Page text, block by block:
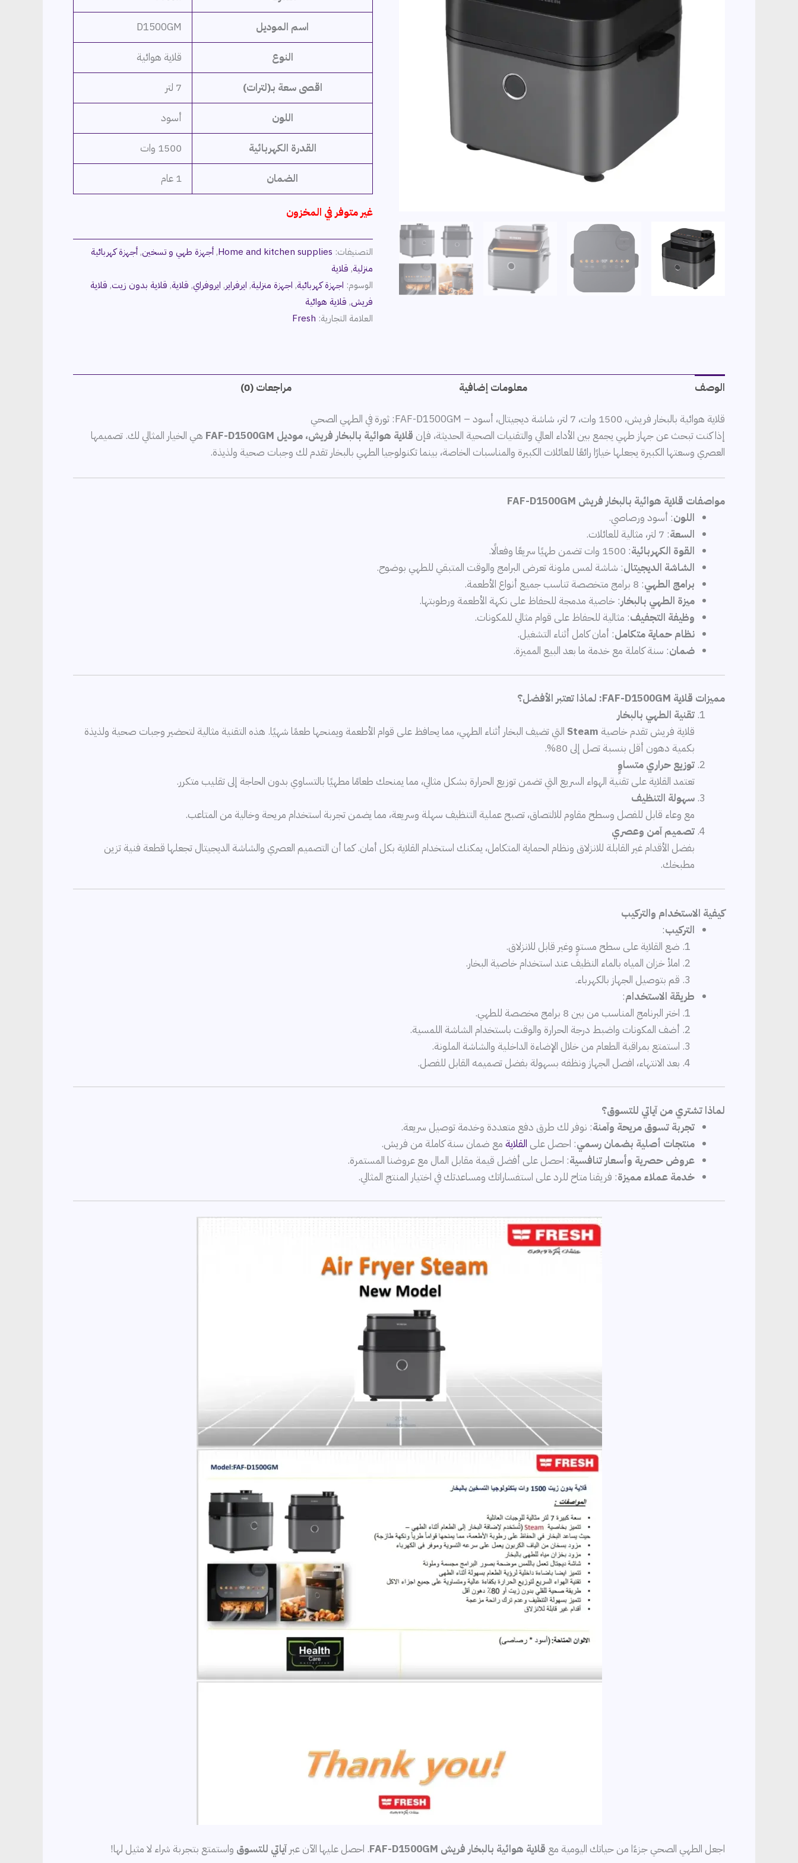
اسم الموديل D1500GM
النوع قلاية هوائية
اقصى سعة بـ(لترات) 7 لتر
اللون أسود
القدرة الكهربائية 1500 وات
الضمان 1 عام
غير متوفر في المخزون
التصنيفات: Home and kitchen supplies
, أجهزة طهي و تسخين, أجهزة كهربائية
منزلية, قلاية
الوسوم: اجهزة كهربائية, اجهزة منزلية, ايرفراير, ايروفراي, قلاية, قلاية بدون زيت, قلاية
فريش, قلاية هوائية
العلامة التجارية: Fresh
الوصف معلومات إضافية مراجعات (0)
قلاية هوائية بالبخار فريش، 1500 وات، 7 لتر، شاشة ديجيتال، أسود – FAF-D1500GM: ثورة في الطهي الصحي
إذا كنت تبحث عن جهاز طهي يجمع بين الأداء العالي والتقنيات الصحية الحديثة، فإن قلاية هوائية بالبخار فريش، موديل FAF-D1500GM
هي الخيار المثالي لك. تصميمها
العصري وسعتها الكبيرة يجعلها خيارًا رائعًا للعائلات الكبيرة والمناسبات الخاصة، بينما تكنولوجيا الطهي بالبخار تقدم لك وجبات صحية ولذيذة.
مواصفات قلاية هوائية بالبخار فريش FAF-D1500GM
اللون: أسود ورصاصي.
السعة: 7 لتر، مثالية للعائلات.
القوة الكهربائية: 1500 وات تضمن طهيًا سريعًا وفعالًا.
الشاشة الديجيتال: شاشة لمس ملونة تعرض البرامج والوقت المتبقي للطهي بوضوح.
برامج الطهي: 8 برامج متخصصة تناسب جميع أنواع الأطعمة.
ميزة الطهي بالبخار: خاصية مدمجة للحفاظ على نكهة الأطعمة ورطوبتها.
وظيفة التجفيف: مثالية للحفاظ على قوام مثالي للمكونات.
نظام حماية متكامل: أمان كامل أثناء التشغيل.
ضمان: سنة كاملة مع خدمة ما بعد البيع المميزة.
مميزات قلاية FAF-D1500GM: لماذا تعتبر الأفضل؟
تقنية الطهي بالبخار
قلاية فريش تقدم خاصية Steam التي تضيف البخار أثناء الطهي، مما يحافظ على قوام الأطعمة ويمنحها طعمًا شهيًا. هذه التقنية مثالية لتحضير وجبات صحية ولذيذة
بكمية دهون أقل بنسبة تصل إلى 80%.
توزيع حراري متساوٍ
تعتمد القلاية على تقنية الهواء السريع التي تضمن توزيع الحرارة بشكل مثالي، مما يمنحك طعامًا مطهيًا بالتساوي بدون الحاجة إلى تقليب متكرر.
سهولة التنظيف
مع وعاء قابل للفصل وسطح مقاوم للالتصاق، تصبح عملية التنظيف سهلة وسريعة، مما يضمن تجربة استخدام مريحة وخالية من المتاعب.
تصميم آمن وعصري
بفضل الأقدام غير القابلة للانزلاق ونظام الحماية المتكامل، يمكنك استخدام القلاية بكل أمان. كما أن التصميم العصري والشاشة الديجيتال تجعلها قطعة فنية تزين
مطبخك.
كيفية الاستخدام والتركيب
التركيب:
ضع القلاية على سطح مستوٍ وغير قابل للانزلاق.
املأ خزان المياه بالماء النظيف عند استخدام خاصية البخار.
قم بتوصيل الجهاز بالكهرباء.
طريقة الاستخدام:
اختر البرنامج المناسب من بين 8 برامج مخصصة للطهي.
أضف المكونات واضبط درجة الحرارة والوقت باستخدام الشاشة اللمسية.
استمتع بمراقبة الطعام من خلال الإضاءة الداخلية والشاشة الملونة.
بعد الانتهاء، افصل الجهاز ونظفه بسهولة بفضل تصميمه القابل للفصل.
لماذا تشتري من آياتي للتسوق؟
تجربة تسوق مريحة وآمنة: نوفر لك طرق دفع متعددة وخدمة توصيل سريعة.
منتجات أصلية بضمان رسمي: احصل على القلاية مع ضمان سنة كاملة من فريش.
عروض حصرية وأسعار تنافسية: احصل على أفضل قيمة مقابل المال مع عروضنا المستمرة.
خدمة عملاء مميزة: فريقنا متاح للرد على استفساراتك ومساعدتك في اختيار المنتج المثالي.
اجعل الطهي الصحي جزءًا من حياتك اليومية مع قلاية هوائية بالبخار فريش FAF-D1500GM . احصل عليها الآن عبر آياتي للتسوق واستمتع بتجربة شراء لا مثيل لها!